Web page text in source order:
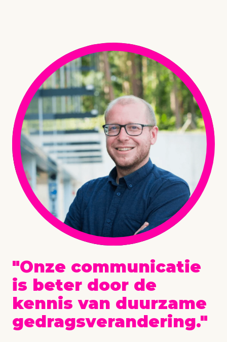
"Onze communicatie
is beter door de
kennis van duurzame
gedragsverandering."